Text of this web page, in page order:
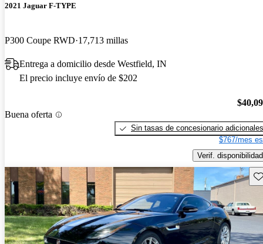
2021 Jaguar F-TYPE
P300 Coupe RWD 17,713 millas
Entrega a domicilio desde Westfield, IN
El precio incluye envío de $202
Buena oferta
Sin tasas de concesionario adicionales
$767/mes
Verif. disponibilidad